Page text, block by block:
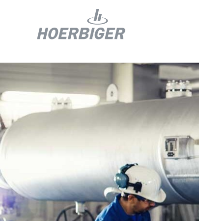
コン
水素
フロ
回転
ガス